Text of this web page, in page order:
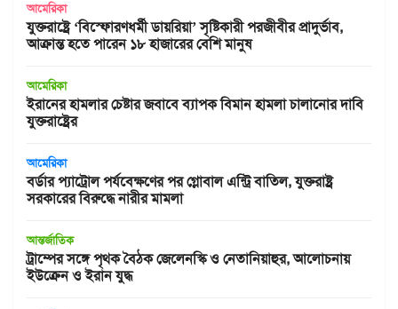
আমেরিকা
যুক্তরাষ্ট্রে ‘বিস্ফোরণধর্মী ডায়রিয়া’ সৃষ্টিকারী পরজীবীর প্রাদুর্ভাব,
আক্রান্ত হতে পারেন ১৮ হাজারের বেশি মানুষ
আমেরিকা
ইরানের হামলার চেষ্টার জবাবে ব্যাপক বিমান হামলা চালানোর দাবি
যুক্তরাষ্ট্রের
আমেরিকা
বর্ডার প্যাট্রোল পর্যবেক্ষণের পর গ্লোবাল এন্ট্রি বাতিল, যুক্তরাষ্ট্র
সরকারের বিরুদ্ধে নারীর মামলা
আন্তর্জাতিক
ট্রাম্পের সঙ্গে পৃথক বৈঠক জেলেনস্কি ও নেতানিয়াহুর, আলোচনায়
ইউক্রেন ও ইরান যুদ্ধ